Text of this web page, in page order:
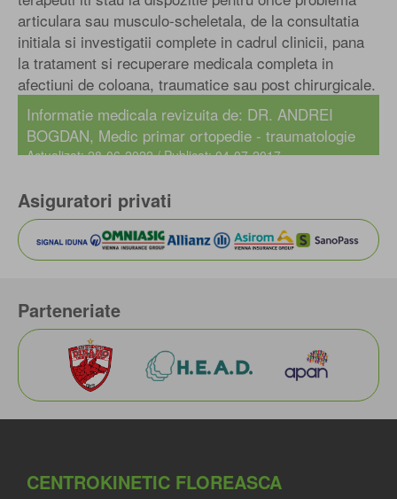
articulara sau musculo-scheletala, de la consultatia
initiala si investigatii complete in cadrul clinicii, pana
la tratament si recuperare medicala completa in
afectiuni de coloana, traumatice sau post chirurgicale.
Informatie medicala revizuita de: DR. ANDREI
BOGDAN, Medic primar ortopedie - traumatologie
Actualizat: 28-06-2022 / Publicat: 04-07-2017
Asiguratori privati
Parteneriate
CENTROKINETIC FLOREASCA